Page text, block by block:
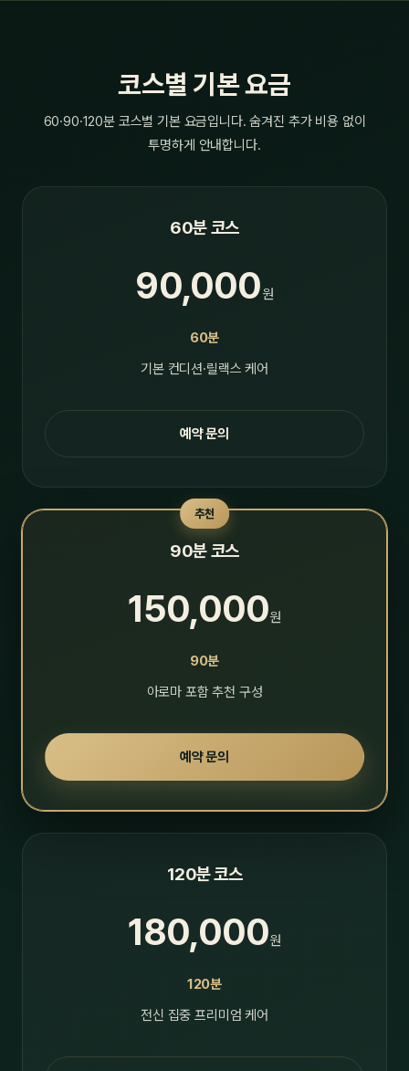
코스별 기본 요금
60·90·120분 코스별 기본 요금입니다. 숨겨진 추가 비용 없이
투명하게 안내합니다.
60분 코스
90,000원
60분
기본 컨디션·릴랙스 케어
예약 문의
추천
90분 코스
150,000원
90분
아로마 포함 추천 구성
예약 문의
120분 코스
180,000원
120분
전신 집중 프리미엄 케어